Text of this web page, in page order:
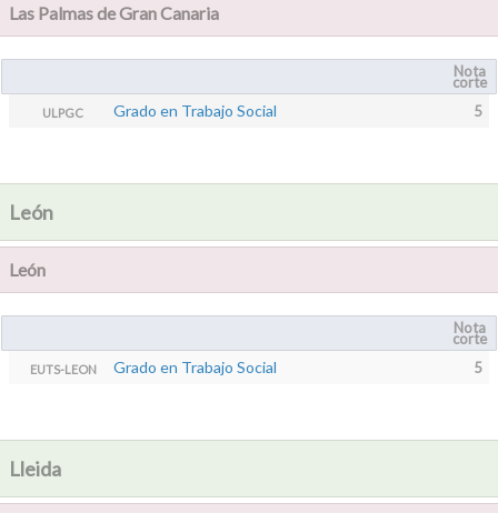
Las Palmas de Gran Canaria
Nota
corte
ULPGC Grado en Trabajo Social 5
León
León
Nota
corte
EUTS-LEON Grado en Trabajo Social 5
Lleida